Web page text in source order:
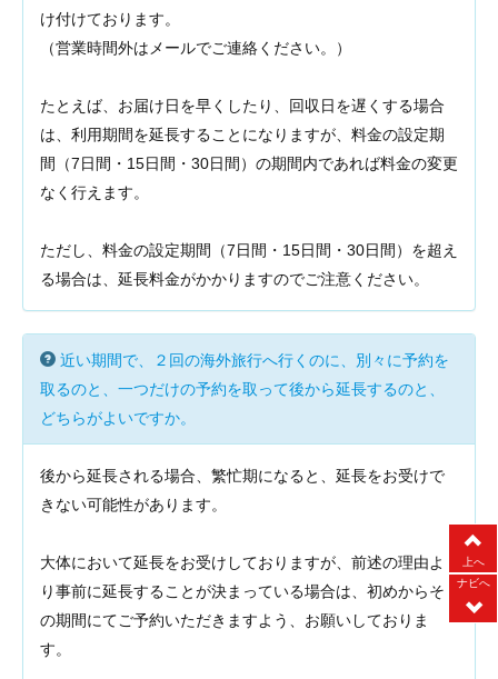
け付けております。
（営業時間外はメールでご連絡ください。）
たとえば、お届け日を早くしたり、回収日を遅くする場合
は、利用期間を延長することになりますが、料金の設定期
間（7日間・15日間・30日間）の期間内であれば料金の変更
なく行えます。
ただし、料金の設定期間（7日間・15日間・30日間）を超え
る場合は、延長料金がかかりますのでご注意ください。
近い期間で、２回の海外旅行へ行くのに、別々に予約を
取るのと、一つだけの予約を取って後から延長するのと、
どちらがよいですか。
後から延長される場合、繁忙期になると、延長をお受けで
きない可能性があります。
大体において延長をお受けしておりますが、前述の理由よ
り事前に延長することが決まっている場合は、初めからそ
の期間にてご予約いただきますよう、お願いしておりま
す。
上へ
ナビへ